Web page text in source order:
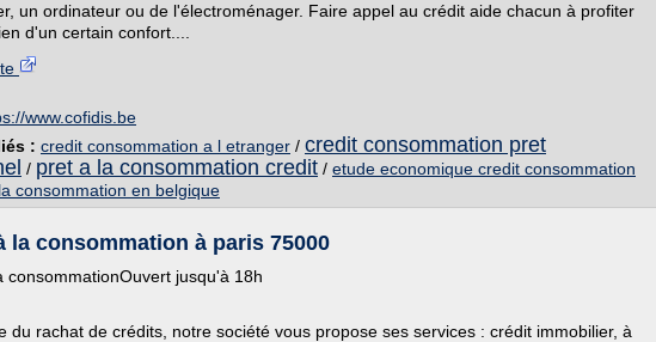
un ordinateur ou de l'électroménager. Faire appel au crédit aide chacun à profiter
d'un certain confort....
www.cofidis.be
: credit consommation a l etranger / credit consommation pret
/ pret a la consommation credit / etude economique credit consommation
consommation en belgique
la consommation à paris 75000
consommationOuvert jusqu'à 18h
du rachat de crédits, notre société vous propose ses services : crédit immobilier, à